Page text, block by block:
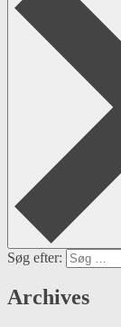
Søg efter:
Archives